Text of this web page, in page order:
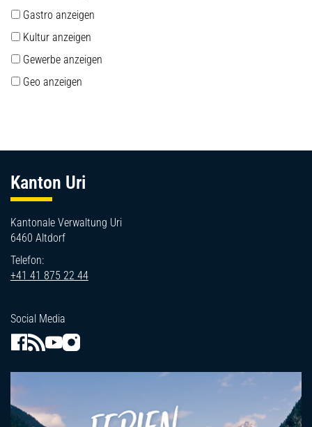
Gastro anzeigen
Kultur anzeigen
Gewerbe anzeigen
Geo anzeigen
Kanton Uri
Kantonale Verwaltung Uri
6460 Altdorf
Telefon:
+41 41 875 22 44
Social Media